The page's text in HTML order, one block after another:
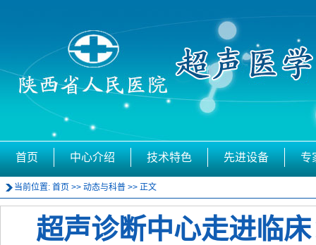
首页 中心介绍 技术特色 先进设备 专
当前位置: 首页 >> 动态与科普 >> 正文
超声诊断中心走进临